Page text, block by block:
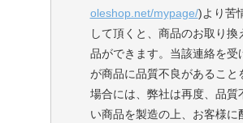
oleshop.net/mypage/)より苦
して頂くと、商品のお取り換
品ができます。当該連絡を受
が商品に品質不良があること
場合には、弊社は再度、品質
い商品を製造の上、お客様に